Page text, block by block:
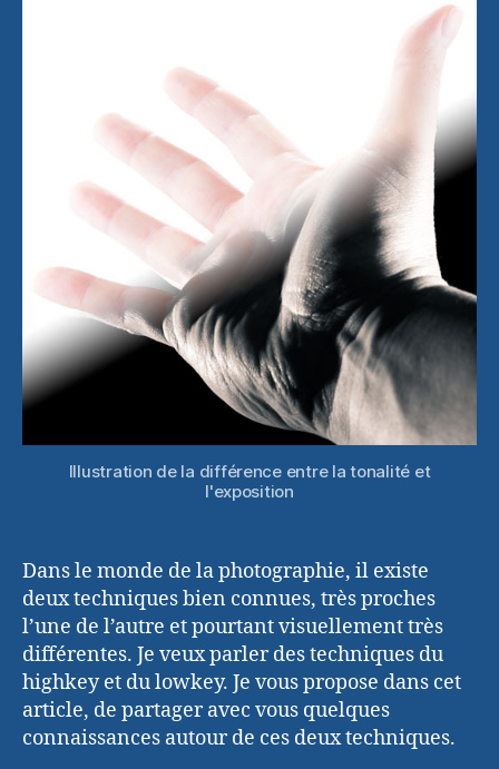
Illustration de la différence entre la tonalité et
l'exposition
Dans le monde de la photographie, il existe
deux techniques bien connues, très proches
l’une de l’autre et pourtant visuellement très
différentes. Je veux parler des techniques du
highkey et du lowkey. Je vous propose dans cet
article, de partager avec vous quelques
connaissances autour de ces deux techniques.